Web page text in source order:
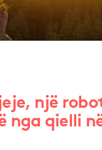
një
nga qielli